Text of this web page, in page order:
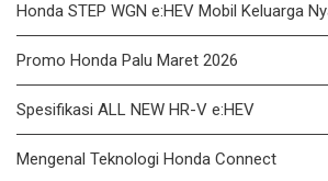
Honda STEP WGN e:HEV Mobil Keluarga
Promo Honda Palu Maret 2026
Spesifikasi ALL NEW HR-V e:HEV
Mengenal Teknologi Honda Connect